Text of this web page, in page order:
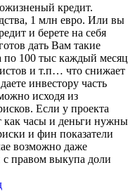
кредит.
1 млн евро. Или вы
и берете на себя
дать Вам такие
по 100 тыс каждый месяц
и т.п… что снижает
инвестору часть
исходя из
Если у проекта
как часы и деньги нужны
и фин показатели
возможно даже
с правом выкупа доли